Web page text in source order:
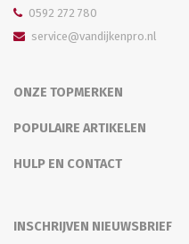
0592 272 780
service@vandijkenpro.nl
ONZE TOPMERKEN
POPULAIRE ARTIKELEN
HULP EN CONTACT
INSCHRIJVEN NIEUWSBRIEF